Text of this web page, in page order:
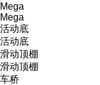
Mega
Mega
活动底
活动底
滑动顶棚
滑动顶棚
车桥